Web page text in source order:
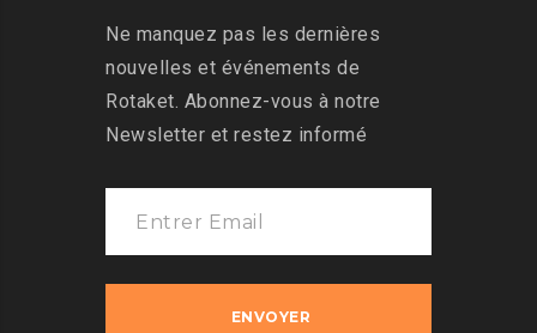
Ne manquez pas les dernières
nouvelles et événements de
Rotaket. Abonnez-vous à notre
Newsletter et restez informé